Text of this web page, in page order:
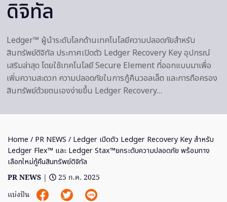
ดิจิทัล
Ledger™ ผู้นำระดับโลกด้านเทคโนโลยีความปลอดภัยสำหรับ
สินทรัพย์ดิจิทัล ประกาศเปิดตัว Ledger Recovery Key อุปกรณ์
เสริมล่าสุด โดยใช้เทคโนโลยี Secure Element ที่ออกแบบมาเพื่อ
เพิ่มความสะดวก ความปลอดภัยในการกู้คืนวอลเล็ต และการถือครอง
สินทรัพย์ด้วยตนเองง่ายขึ้น Ledger Recovery…
Home / PR NEWS / Ledger เปิดตัว Ledger Recovery Key สำหรับ
Ledger Flex™ และ Ledger Stax™ยกระดับความปลอดภัย พร้อมทาง
เลือกใหม่กู้คืนสินทรัพย์ดิจิทัล
PR NEWS |
25 ก.ค. 2025
แบ่งปัน